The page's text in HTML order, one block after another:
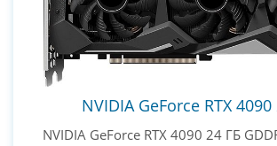
NVIDIA GeForce RTX 4090
NVIDIA GeForce RTX 4090 24 ГБ